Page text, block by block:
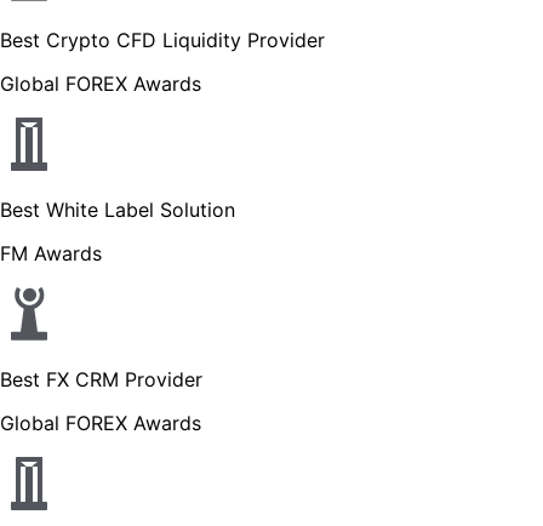
Best Crypto CFD Liquidity Provider
Global FOREX Awards
Best White Label Solution
FM Awards
Best FX CRM Provider
Global FOREX Awards